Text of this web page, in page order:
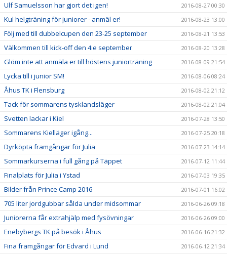
Ulf Samuelsson har gjort det igen! 2016-08-27 00:30
Kul helgträning för juniorer - anmäl er! 2016-08-23 13:00
Följ med till dubbelcupen den 23-25 september 2016-08-21 13:53
Välkommen till kick-off den 4:e september 2016-08-20 13:28
Glöm inte att anmäla er till höstens juniorträning 2016-08-09 21:54
Lycka till i junior SM! 2016-08-06 08:24
Åhus TK i Flensburg 2016-08-02 21:12
Tack för sommarens tysklandsläger 2016-08-02 21:04
Svetten lackar i Kiel 2016-07-28 13:50
Sommarens Kielläger igång... 2016-07-25 20:18
Dyrköpta framgångar för Julia 2016-07-23 14:14
Sommarkurserna i full gång på Täppet 2016-07-12 11:44
Finalplats för Julia i Ystad 2016-07-03 19:35
Bilder från Prince Camp 2016 2016-07-01 16:02
705 liter jordgubbar sålda under midsommar 2016-06-26 09:18
Juniorerna får extrahjälp med fysövningar 2016-06-26 09:00
Enebybergs TK på besök i Åhus 2016-06-16 21:32
Fina framgångar för Edvard i Lund 2016-06-12 21:34